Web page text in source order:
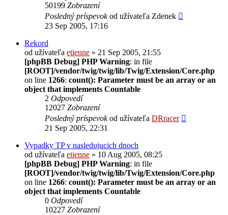
50199 Zobrazení
Posledný príspevokod užívateľa Zdenek
23 Sep 2005, 17:16
Rekord
od užívateľa etienne » 21 Sep 2005, 21:55
[phpBB Debug] PHP Warning: in file
[ROOT]/vendor/twig/twig/lib/Twig/Extension/Core.php
on line 1266: count(): Parameter must be an array or an
object that implements Countable
2 Odpovedí
12027 Zobrazení
Posledný príspevokod užívateľa DRracer
21 Sep 2005, 22:31
Vypadky TP v nasledujucich dnoch
od užívateľa etienne » 10 Aug 2005, 08:25
[phpBB Debug] PHP Warning: in file
[ROOT]/vendor/twig/twig/lib/Twig/Extension/Core.php
on line 1266: count(): Parameter must be an array or an
object that implements Countable
0 Odpovedí
10227 Zobrazení